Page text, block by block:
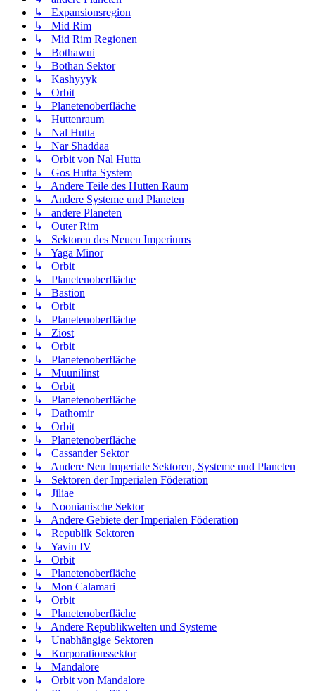
↳ Expansionsregion
↳ Mid Rim
↳ Mid Rim Regionen
↳ Bothawui
↳ Bothan Sektor
↳ Kashyyyk
↳ Orbit
↳ Planetenoberfläche
↳ Huttenraum
↳ Nal Hutta
↳ Nar Shaddaa
↳ Orbit von Nal Hutta
↳ Gos Hutta System
↳ Andere Teile des Hutten Raum
↳ Andere Systeme und Planeten
↳ andere Planeten
↳ Outer Rim
↳ Sektoren des Neuen Imperiums
↳ Yaga Minor
↳ Orbit
↳ Planetenoberfläche
↳ Bastion
↳ Orbit
↳ Planetenoberfläche
↳ Ziost
↳ Orbit
↳ Planetenoberfläche
↳ Muunilinst
↳ Orbit
↳ Planetenoberfläche
↳ Dathomir
↳ Orbit
↳ Planetenoberfläche
↳ Cassander Sektor
↳ Andere Neu Imperiale Sektoren, Systeme und Planeten
↳ Sektoren der Imperialen Föderation
↳ Jiliae
↳ Noonianische Sektor
↳ Andere Gebiete der Imperialen Föderation
↳ Republik Sektoren
↳ Yavin IV
↳ Orbit
↳ Planetenoberfläche
↳ Mon Calamari
↳ Orbit
↳ Planetenoberfläche
↳ Andere Republikwelten und Systeme
↳ Unabhängige Sektoren
↳ Korporationssektor
↳ Mandalore
↳ Orbit von Mandalore